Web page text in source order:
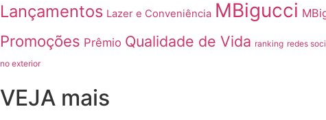
Lançamentos Lazer e Conveniência MBigucci
Promoções Prêmio Qualidade de Vida ranking redes
no exterior
VEJA mais